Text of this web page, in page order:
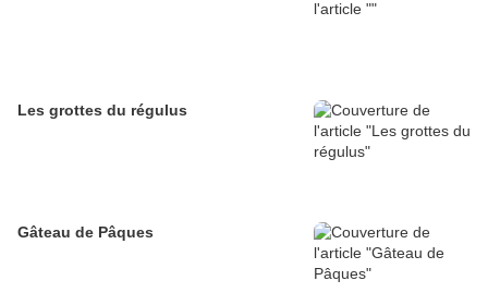
Les grottes du régulus
Gâteau de Pâques